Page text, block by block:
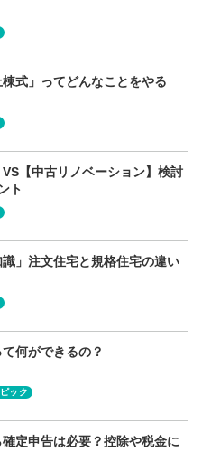
スメーカーや工務店が「ど
、家づくりをどう進めてい
形を知ることが大切です。
が「構造見学会」と「完成
、見学の際のポイントをご
住まい」
体的に見られる
まとめよう
「標準」？
るか
棟式」ってどんなことをやる
VS【中古リノベーション】検討
ト
識」注文住宅と規格住宅の違い
て何ができるの？
ック
定申告は必要？控除や税金に